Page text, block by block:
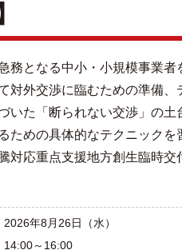
務となる中小・小規模事業
対外交渉に臨むための準備
いた「断られない交渉」の
ための具体的なテクニックを
対応重点支援地方創生臨時
2026年8月26日（水）
14:00～16:00